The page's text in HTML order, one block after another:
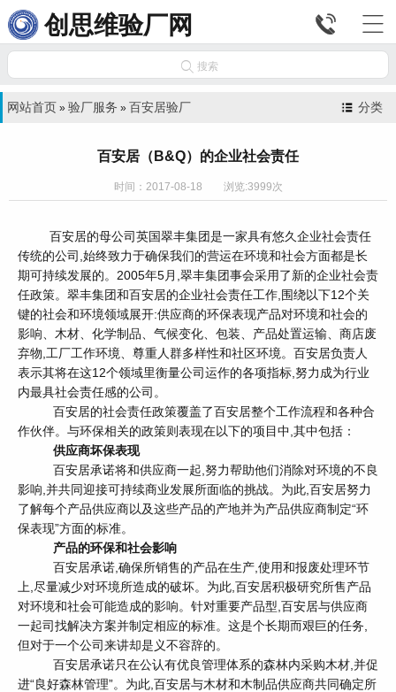
创思维验厂网 

 搜索
分类
网站首页 » 验厂服务 » 百安居验厂
百安居（B&Q）的企业社会责任
时间：2017-08-18 浏览:3999次
百安居的母公司英国翠丰集团是一家具有悠久企业社会责任
传统的公司,始终致力于确保我们的营运在环境和社会方面都是长
期可持续发展的。2005年5月,翠丰集团事会采用了新的企业社会责
任政策。翠丰集团和百安居的企业社会责任工作,围绕以下12个关
键的社会和环境领域展开:供应商的环保表现产品对环境和社会的
影响、木材、化学制品、气候变化、包装、产品处置运输、商店废
弃物,工厂工作环境、尊重人群多样性和社区环境。百安居负责人
表示其将在这12个领域里衡量公司运作的各项指标,努力成为行业
内最具社会责任感的公司。
百安居的社会责任政策覆盖了百安居整个工作流程和各种合
作伙伴。与环保相关的政策则表现在以下的项目中,其中包括：
供应商坏保表现
百安居承诺将和供应商一起,努力帮助他们消除对环境的不良
影响,并共同迎接可持续商业发展所面临的挑战。为此,百安居努力
了解每个产品供应商以及这些产品的产地并为产品供应商制定“环
保表现”方面的标准。
产品的环保和社会影响
百安居承诺,确保所销售的产品在生产,使用和报废处理环节
上,尽量减少对环境所造成的破坏。为此,百安居积极研究所售产品
对环境和社会可能造成的影响。针对重要产品型,百安居与供应商
一起司找解决方案并制定相应的标准。这是个长期而艰巨的任务,
但对于一个公司来讲却是义不容辞的。
百安居承诺只在公认有优良管理体系的森林内采购木材,并促
进“良好森林管理”。为此,百安居与木材和木制品供应商共同确定所